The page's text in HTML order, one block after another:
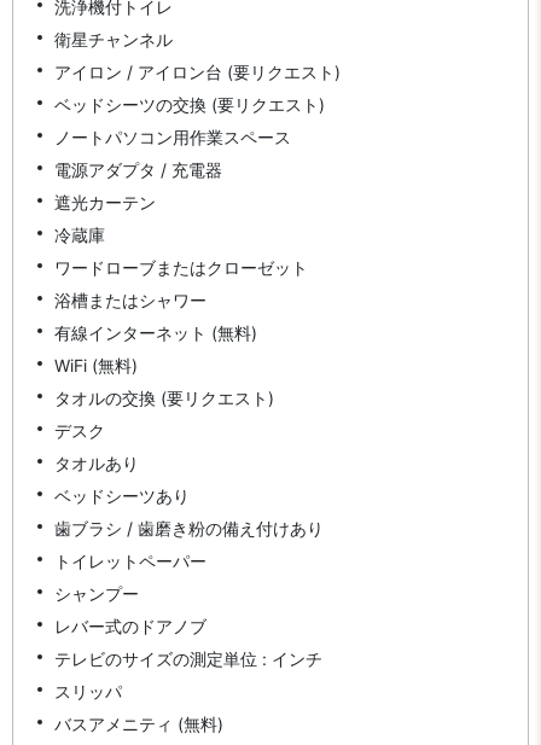
洗浄機付トイレ
衛星チャンネル
アイロン / アイロン台 (要リクエスト)
ベッドシーツの交換 (要リクエスト)
ノートパソコン用作業スペース
電源アダプタ / 充電器
遮光カーテン
冷蔵庫
ワードローブまたはクローゼット
浴槽またはシャワー
有線インターネット (無料)
WiFi (無料)
タオルの交換 (要リクエスト)
デスク
タオルあり
ベッドシーツあり
歯ブラシ / 歯磨き粉の備え付けあり
トイレットペーパー
シャンプー
レバー式のドアノブ
テレビのサイズの測定単位 : インチ
スリッパ
バスアメニティ (無料)